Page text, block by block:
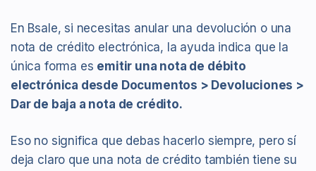
En Bsale, si necesitas anular una devolución o una
nota de crédito electrónica, la ayuda indica que la
única forma es emitir una nota de débito
electrónica desde Documentos > Devoluciones >
Dar de baja a nota de crédito.
Eso no significa que debas hacerlo siempre, pero sí
deja claro que una nota de crédito también tiene su